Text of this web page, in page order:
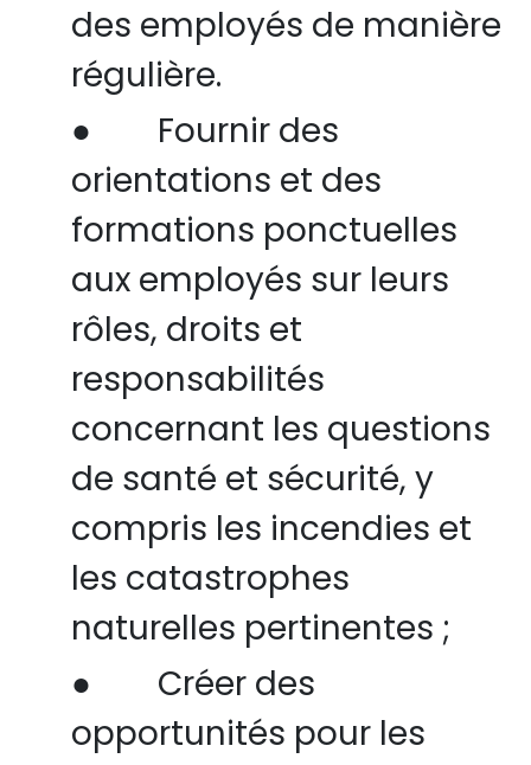
des employés de manière
régulière.
●
Fournir des
orientations et des
formations ponctuelles
aux employés sur leurs
rôles, droits et
responsabilités
concernant les questions
de santé et sécurité, y
compris les incendies et
les catastrophes
naturelles pertinentes ;
●
Créer des
opportunités pour les